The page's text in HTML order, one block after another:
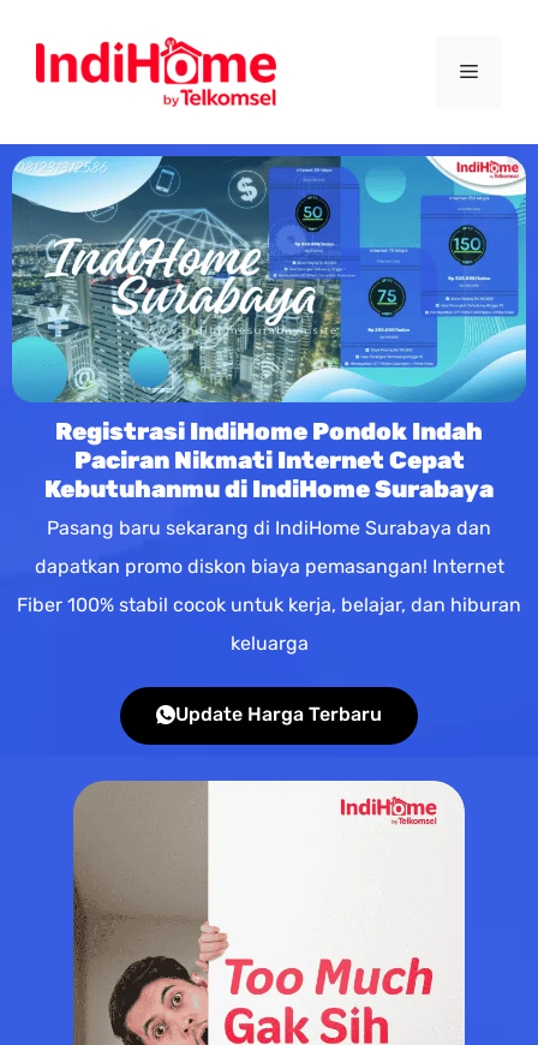
Registrasi IndiHome Pondok Indah
Paciran Nikmati Internet Cepat
Kebutuhanmu di IndiHome Surabaya
Pasang baru sekarang di IndiHome Surabaya dan
dapatkan promo diskon biaya pemasangan! Internet
Fiber 100% stabil cocok untuk kerja, belajar, dan hiburan
keluarga
Update Harga Terbaru